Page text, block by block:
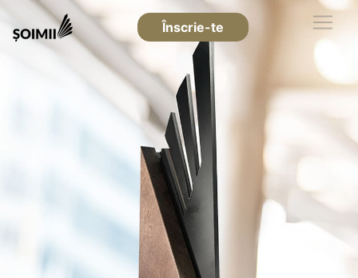
Înscrie-te